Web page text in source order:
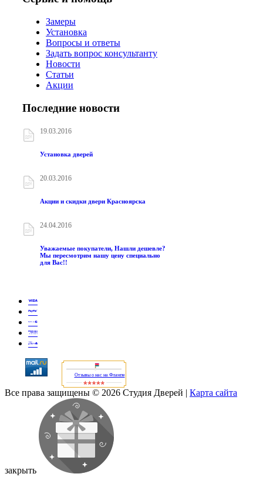
Замеры
Установка
Вопросы и ответы
Задать вопрос консультанту
Новости
Статьи
Акции
Последние новости
19.03.2016
Установка дверей
20.03.2016
Акции и скидки двери Красноярска
24.04.2016
Уважаемые покупатели, Нашли дешевле?
Мы пересмотрим нашу цену специально
для Вас!!
Отзывы о нас на Флампе
Все права защищены © 2026 Студия Дверей | Карта сайта
закрыть